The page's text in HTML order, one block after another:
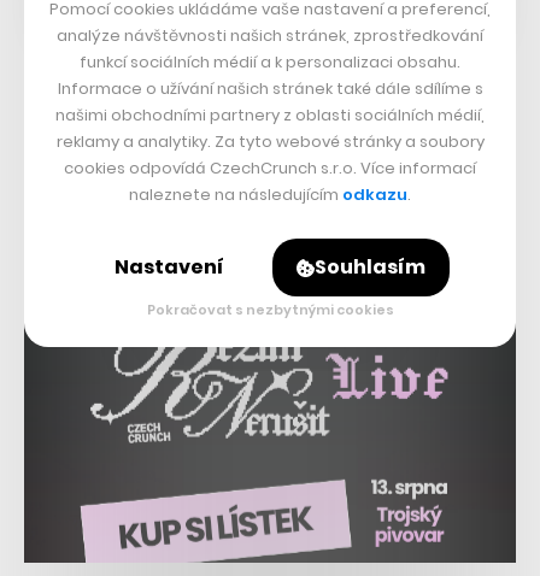
Pomocí cookies ukládáme vaše nastavení a preferencí,
analýze návštěvnosti našich stránek, zprostředkování
funkcí sociálních médií a k personalizaci obsahu.
Informace o užívání našich stránek také dále sdílíme s
našimi obchodními partnery z oblasti sociálních médií,
reklamy a analytiky. Za tyto webové stránky a soubory
cookies odpovídá CzechCrunch s.r.o. Více informací
naleznete na následujícím odkazu.
Nastavení Souhlasím
Pokračovat s nezbytnými cookies